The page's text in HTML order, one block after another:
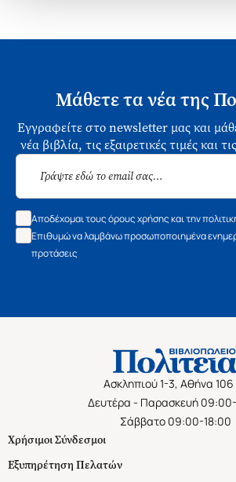
Μάθετε τα νέα της
Εγγραφείτε στο newsletter μας και
νέα βιβλία, τις εξαιρετικές τιμές και
Αποδέχομαι τους όρους χρήσης και την
Επιθυμώ να λαμβάνω προσωποποιημένα
προτάσεις
Ασκληπιού 1-3, Αθήνα 106
Δευτέρα - Παρασκευή
Σάββατο 09:00-18:00
Χρήσιμοι Σύνδεσμοι
Εξυπηρέτηση Πελατών